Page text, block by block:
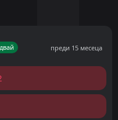
преди 15 месеца